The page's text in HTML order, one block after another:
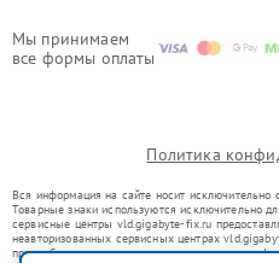
Мы принимаем
все формы оплаты
Политика
Вся информация на сайте носит исключительно
Товарные знаки используются исключительно
сервисные центры vld.gigabyte-fix.ru
неавторизованных сервисных центрах
правообладателями товарных знаков или их